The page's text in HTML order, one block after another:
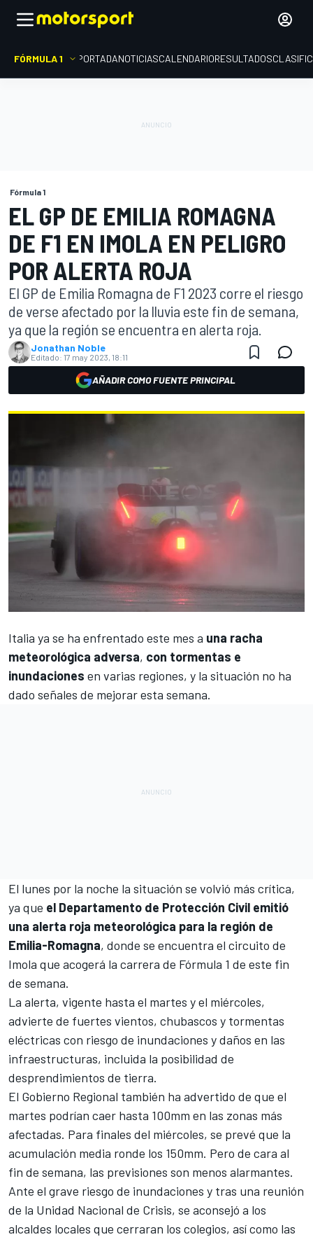
FÓRMULA 1 PORTADANOTICIASCALENDARIORESULTADOS
Fórmula 1
EL GP DE EMILIA ROMAGNA
DE F1 EN IMOLA EN PELIGRO
POR ALERTA ROJA
El GP de Emilia Romagna de F1 2023 corre el riesgo
de verse afectado por la lluvia este fin de semana,
ya que la región se encuentra en alerta roja.
Jonathan Noble
Editado: 17 may 2023, 18:11
AÑADIR COMO FUENTE PRINCIPAL
Italia ya se ha enfrentado este mes a una racha
meteorológica adversa, con tormentas e
inundaciones en varias regiones, y la situación no ha
dado señales de mejorar esta semana.
El lunes por la noche la situación se volvió más crítica,
ya que el Departamento de Protección Civil emitió
una alerta roja meteorológica para la región de
Emilia-Romagna, donde se encuentra el circuito de
Imola que acogerá la carrera de Fórmula 1 de este fin
de semana.
La alerta, vigente hasta el martes y el miércoles,
advierte de fuertes vientos, chubascos y tormentas
eléctricas con riesgo de inundaciones y daños en las
infraestructuras, incluida la posibilidad de
desprendimientos de tierra.
El Gobierno Regional también ha advertido de que el
martes podrían caer hasta 100mm en las zonas más
afectadas. Para finales del miércoles, se prevé que la
acumulación media ronde los 150mm. Pero de cara al
fin de semana, las previsiones son menos alarmantes.
Ante el grave riesgo de inundaciones y tras una reunión
de la Unidad Nacional de Crisis, se aconsejó a los
alcaldes locales que cerraran los colegios, así como las